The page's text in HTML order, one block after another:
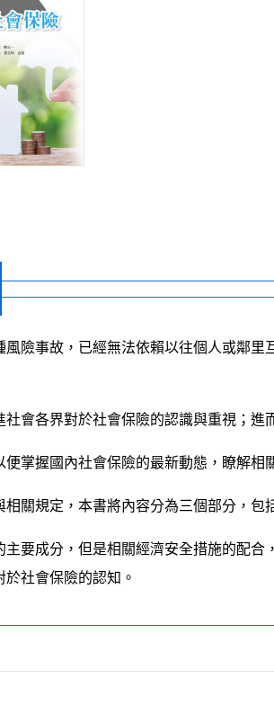
事故，已經無法依賴以往個人或鄰里
各界對於社會保險的認識與重視；進
握國內社會保險的最新動態，瞭解相
規定，本書將內容分為三個部分，包
成分，但是相關經濟安全措施的配合
社會保險的認知。